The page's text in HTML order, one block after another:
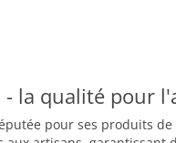
- la qualité pour
pour ses produits